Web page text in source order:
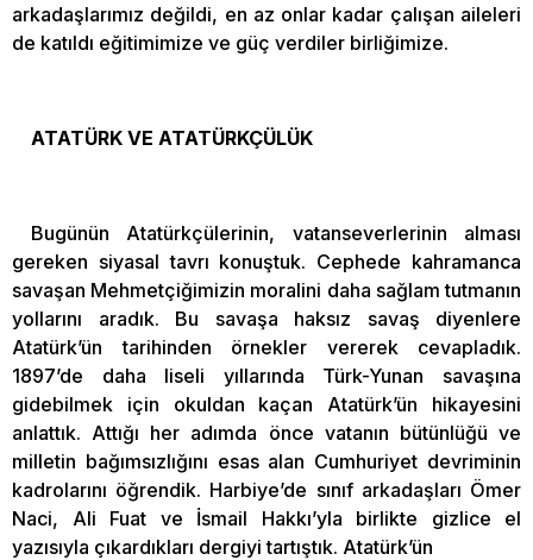
arkadaşlarımız değildi, en az onlar kadar çalışan aileleri
de katıldı eğitimimize ve güç verdiler birliğimize.
ATATÜRK VE ATATÜRKÇÜLÜK
Bugünün Atatürkçülerinin, vatanseverlerinin alması
gereken siyasal tavrı konuştuk. Cephede kahramanca
savaşan Mehmetçiğimizin moralini daha sağlam tutmanın
yollarını aradık. Bu savaşa haksız savaş diyenlere
Atatürk’ün tarihinden örnekler vererek cevapladık.
1897’de daha liseli yıllarında Türk-Yunan savaşına
gidebilmek için okuldan kaçan Atatürk’ün hikayesini
anlattık. Attığı her adımda önce vatanın bütünlüğü ve
milletin bağımsızlığını esas alan Cumhuriyet devriminin
kadrolarını öğrendik. Harbiye’de sınıf arkadaşları Ömer
Naci, Ali Fuat ve İsmail Hakkı’yla birlikte gizlice el
yazısıyla çıkardıkları dergiyi tartıştık. Atatürk’ün